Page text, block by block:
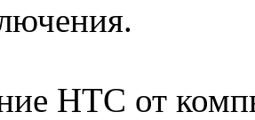
HTC от